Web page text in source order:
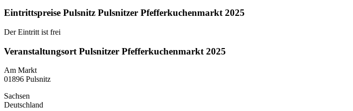
Eintrittspreise Pulsnitz Pulsnitzer Pfefferkuchenmarkt 2025
Der Eintritt ist frei
Veranstaltungsort Pulsnitzer Pfefferkuchenmarkt 2025
Am Markt
01896 Pulsnitz
Sachsen
Deutschland